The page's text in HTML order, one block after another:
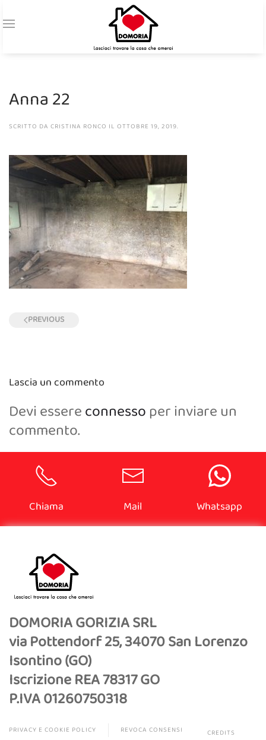
Anna 22
SCRITTO DA CRISTINA RONCO IL OTTOBRE 19, 2019.
PREVIOUS
Lascia un commento
Devi essereconnessoper inviare un
commento.
Chiama Mail Whatsapp
DOMORIA GORIZIA SRL
via Pottendorf 25, 34070 San Lorenzo
Isontino (GO)
Iscrizione REA 78317 GO
P.IVA 01260750318
PRIVACY E COOKIE POLICY REVOCA CONSENSI CREDITS